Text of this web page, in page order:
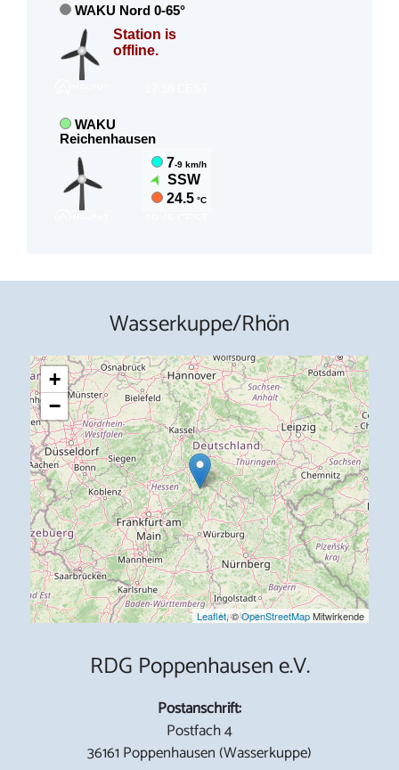
Wasserkuppe/Rhön
+
−
Leaflet, ©OpenStreetMapMitwirkende
RDG Poppenhausen e.V.
Postanschrift:
Postfach 4
36161 Poppenhausen (Wasserkuppe)